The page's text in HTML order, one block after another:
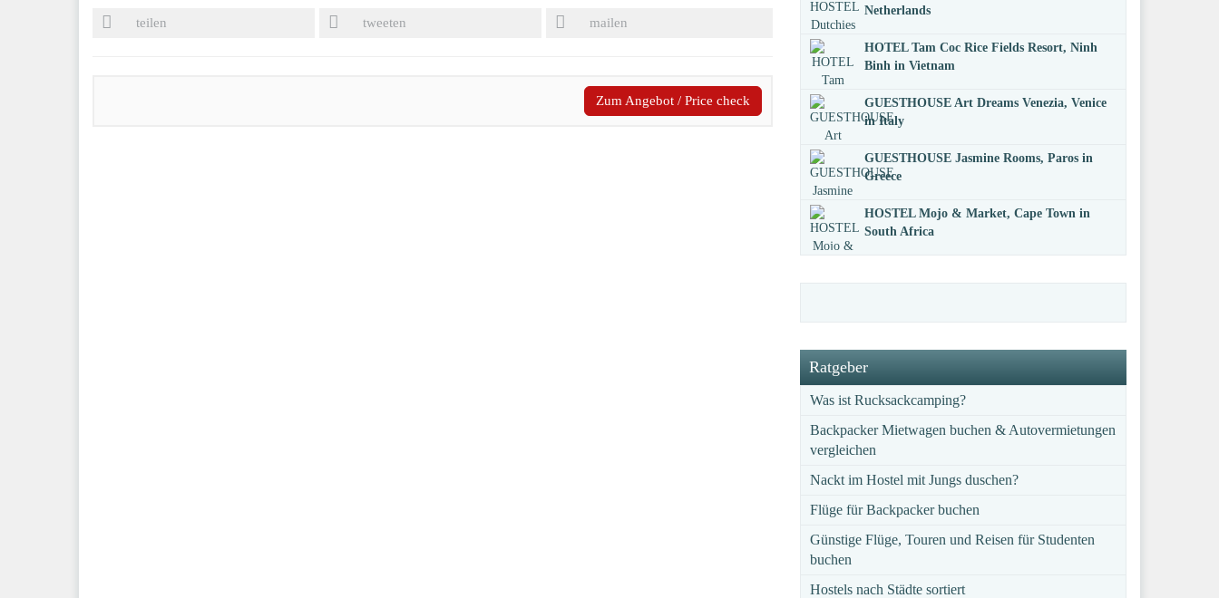
teilen tweeten mailen
Zum Angebot / Price check
Netherlands
HOTEL Tam Coc Rice Fields Resort, Ninh
Binh in Vietnam
GUESTHOUSE Art Dreams Venezia, Venice
in Italy
GUESTHOUSE Jasmine Rooms, Paros in
Greece
HOSTEL Mojo & Market, Cape Town in
South Africa
Ratgeber
Was ist Rucksackcamping?
Backpacker Mietwagen buchen & Autovermietungen
vergleichen
Nackt im Hostel mit Jungs duschen?
Flüge für Backpacker buchen
Günstige Flüge, Touren und Reisen für Studenten
buchen
Hostels nach Städte sortiert